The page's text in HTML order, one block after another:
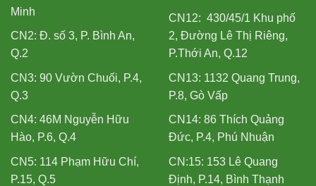
Minh
CN2: Đ. số 3, P. Bình An,
Q.2
CN3: 90 Vườn Chuối, P.4,
Q.3
CN4: 46M Nguyễn Hữu
Hào, P.6, Q.4
CN5: 114 Phạm Hữu Chí,
P.15, Q.5
CN12: 430/45/1 Khu phố
2, Đường Lê Thị Riêng,
P.Thới An, Q.12
CN13: 1132 Quang Trung,
P.8, Gò Vấp
CN14: 86 Thích Quảng
Đức, P.4, Phú Nhuận
CN:15: 153 Lê Quang
Định, P.14, Bình Thạnh